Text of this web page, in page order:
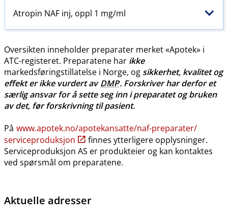
Atropin NAF inj, oppl 1 mg/ml
Oversikten inneholder preparater merket «Apotek» i
ATC-registeret. Preparatene har ikke
markedsføringstillatelse i Norge, og sikkerhet, kvalitet og
effekt er ikke vurdert avDMP. Forskriver har derfor et
særlig ansvar for å sette seg inn i preparatet og bruken
av det, før forskrivning til pasient.
På www.apotek.no​/​apotekansatte​/​naf-preparater​/​
serviceproduksjon
finnes ytterligere opplysninger.
Serviceproduksjon AS er produkteier og kan kontaktes
ved spørsmål om preparatene.
Aktuelle adresser